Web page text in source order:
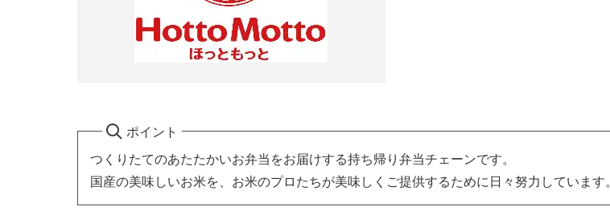
ポイント
つくりたてのあたたかいお弁当をお届けする持ち帰り弁当チェーンです。
国産の美味しいお米を、お米のプロたちが美味しくご提供するために日々努力しています。